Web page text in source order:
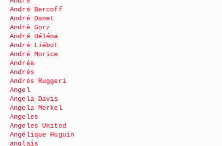
André Bercoff
André Danet
André Gorz
André Héléna
André Liébot
André Morice
Andréa
Andrés
Andrés Ruggeri
Angel
Angela Davis
Angela Merkel
Angeles
Angeles United
Angélique Huguin
anglais